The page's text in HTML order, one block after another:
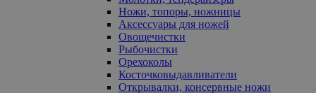
Ножи, топоры, ножницы
Аксессуары для ножей
Овощечистки
Рыбочистки
Орехоколы
Косточковыдавливатели
Открывалки, консервные ножи